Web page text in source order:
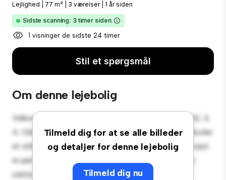
Lejlighed 77 m² 3 værelser 1 år siden
Sidste scanning: 3 timer siden
1 visninger de sidste 24 timer
Stil et spørgsmål
Om denne lejebolig
Tilmeld dig for at se alle billeder
og detaljer for denne lejebolig
Tilmeld dig nu
Velkommen til dit nye byferiested på Gartnerbyen 32, 3,
4, Odense! Denne moderne 3-værelses lejlighed tilbyder
et stilfuldt og hyggeligt opholdsrum. Det åbne koncept
er perfekt til at underholde, og det slanke køkken er
udstyret med de bedste hårde hvidevarer. Med sin